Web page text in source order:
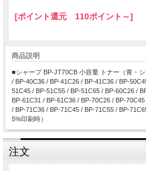
[ポイント還元 110ポイント～]
商品説明
■シャープ BP-JT70CB 小容量 トナー（青・
/ BP-40C36 / BP-41C26 / BP-41C36 / BP-
51C45 / BP-51C55 / BP-51C65 / BP-60C26 /
BP-61C31 / BP-61C36 / BP-70C26 / BP-
/ BP-71C36 / BP-71C45 / BP-71C55 / BP-
5%印刷時）
注文